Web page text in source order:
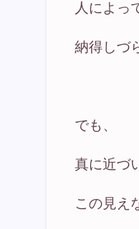
人によっ
納得しづ
でも、
真に近づ
この見え